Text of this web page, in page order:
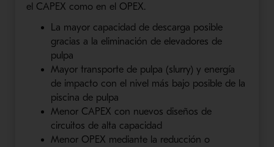
el CAPEX como en el OPEX.
La mayor capacidad de descarga posible
gracias a la eliminación de elevadores de
pulpa
Mayor transporte de pulpa (slurry) y energía
de impacto con el nivel más bajo posible de la
piscina de pulpa
Menor CAPEX con nuevos diseños de
circuitos de alta capacidad
Menor OPEX mediante la reducción o